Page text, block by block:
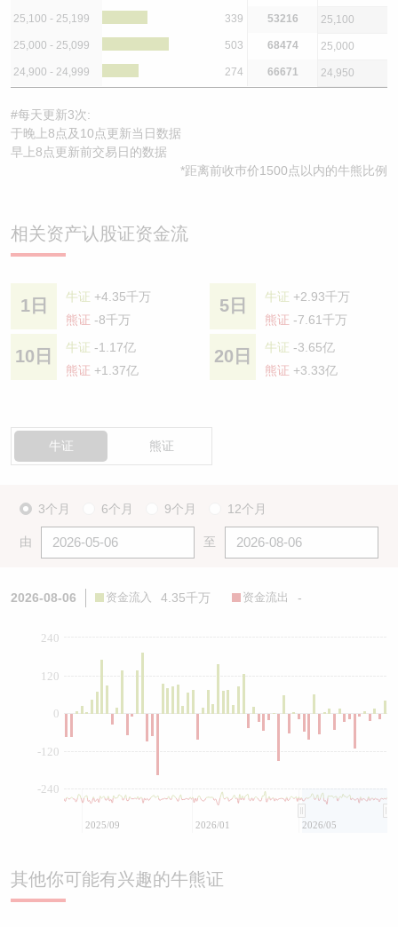
25,100 - 25,199 339 53216 25,100
25,000 - 25,099 503 68474 25,000
24,900 - 24,999 274 66671 24,950
#每天更新3次:
于晚上8点及10点更新当日数据
早上8点更新前交易日的数据
*距离前收巿价1500点以内的牛熊比例
相关资产认股证资金流
1日 牛证 +4.35千万
熊证 -8千万
5日 牛证 +2.93千万
熊证 -7.61千万
10日 牛证 -1.17亿
熊证 +1.37亿
20日 牛证 -3.65亿
熊证 +3.33亿
牛证 熊证
3个月 6个月 9个月 12个月
由 至
2026-08-06 资金流入 4.35千万 资金流出 -
0
-240
-120
120
240
2025/09 2026/01 2026/05
其他你可能有兴趣的牛熊证